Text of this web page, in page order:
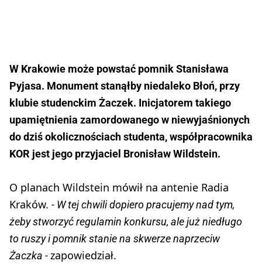
W Krakowie może powstać pomnik Stanisława
Pyjasa. Monument stanąłby niedaleko Błoń, przy
klubie studenckim Żaczek. Inicjatorem takiego
upamiętnienia zamordowanego w niewyjaśnionych
do dziś okolicznościach studenta, współpracownika
KOR jest jego przyjaciel Bronisław Wildstein.
O planach Wildstein mówił na antenie Radia
Kraków. - W tej chwili dopiero pracujemy nad tym,
żeby stworzyć regulamin konkursu, ale już niedługo
to ruszy i pomnik stanie na skwerze naprzeciw
Żaczka -zapowiedział.